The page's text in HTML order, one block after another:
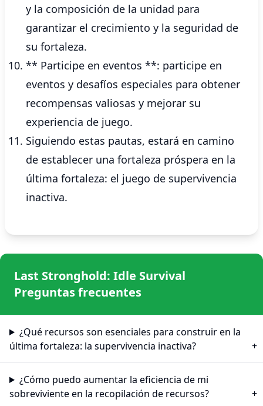
y la composición de la unidad para
garantizar el crecimiento y la seguridad de
su fortaleza.
** Participe en eventos **: participe en
eventos y desafíos especiales para obtener
recompensas valiosas y mejorar su
experiencia de juego.
Siguiendo estas pautas, estará en camino
de establecer una fortaleza próspera en la
última fortaleza: el juego de supervivencia
inactiva.
Last Stronghold: Idle Survival
Preguntas frecuentes
¿Qué recursos son esenciales para construir en la
última fortaleza: la supervivencia inactiva?
¿Cómo puedo aumentar la eficiencia de mi
sobreviviente en la recopilación de recursos?